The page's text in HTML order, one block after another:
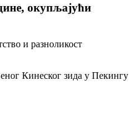
окупљајући
и разноликост
Кинеског зида у Пекингу